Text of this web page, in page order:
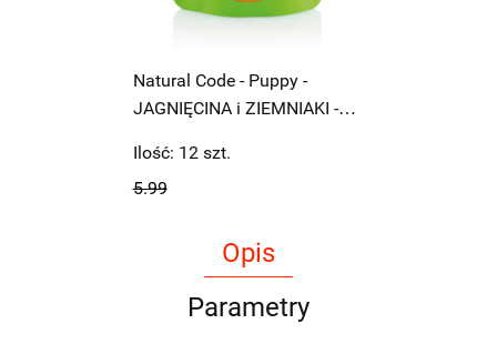
Natural Code - Puppy -
JAGNIĘCINA i ZIEMNIAKI -
5.99
Ilość: 12 szt.
Opis
Parametry